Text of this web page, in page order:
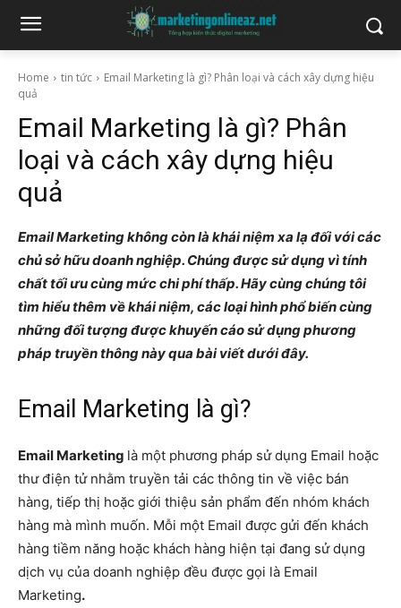
Home tin tức
Email Marketing là gì? Phân loại và cách xây dựng hiệu
quả
Email Marketing là gì? Phân
loại và cách xây dựng hiệu
quả
Email Marketing không còn là khái niệm xa lạ đối với các
chủ sở hữu doanh nghiệp. Chúng được sử dụng vì tính
chất tối ưu cùng mức chi phí thấp. Hãy cùng chúng tôi
tìm hiểu thêm về khái niệm, các loại hình phổ biến cùng
những đối tượng được khuyến cáo sử dụng phương
pháp truyền thông này qua bài viết dưới đây.
Email Marketing là gì?
Email Marketing là một phương pháp sử dụng Email hoặc
thư điện tử nhằm truyền tải các thông tin về việc bán
hàng, tiếp thị hoặc giới thiệu sản phẩm đến nhóm khách
hàng mà mình muốn. Mỗi một Email được gửi đến khách
hàng tiềm năng hoặc khách hàng hiện tại đang sử dụng
dịch vụ của doanh nghiệp đều được gọi là Email
Marketing.